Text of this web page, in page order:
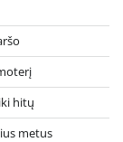
hitų
metus